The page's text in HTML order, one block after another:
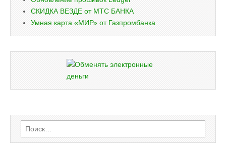
СКИДКА ВЕЗДЕ от МТС БАНКА
Умная карта «МИР» от Газпромбанка
Найти: